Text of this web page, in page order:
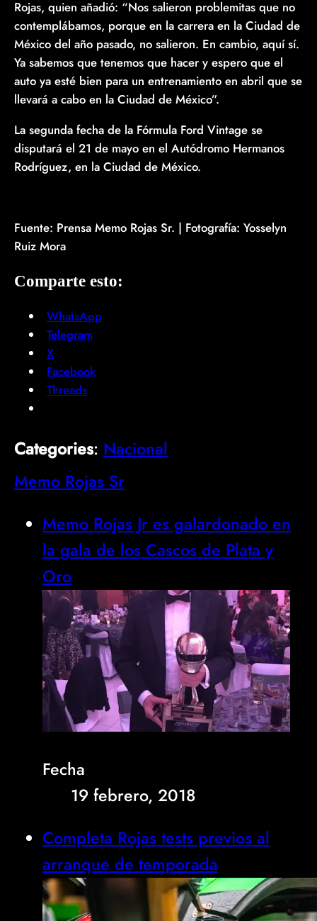
Rojas, quien añadió: “Nos salieron problemitas que no
contemplábamos, porque en la carrera en la Ciudad de
México del año pasado, no salieron. En cambio, aquí sí.
Ya sabemos que tenemos que hacer y espero que el
auto ya esté bien para un entrenamiento en abril que se
llevará a cabo en la Ciudad de México”.
La segunda fecha de la Fórmula Ford Vintage se
disputará el 21 de mayo en el Autódromo Hermanos
Rodríguez, en la Ciudad de México.
Fuente: Prensa Memo Rojas Sr. | Fotografía: Yosselyn
Ruiz Mora
Comparte esto:
WhatsApp
Telegram
X
Facebook
Threads
Categories: Nacional
Memo Rojas Sr
Memo Rojas Jr es galardonado en
la gala de los Cascos de Plata y
Oro
Fecha
19 febrero, 2018
Completa Rojas tests previos al
arranque de temporada